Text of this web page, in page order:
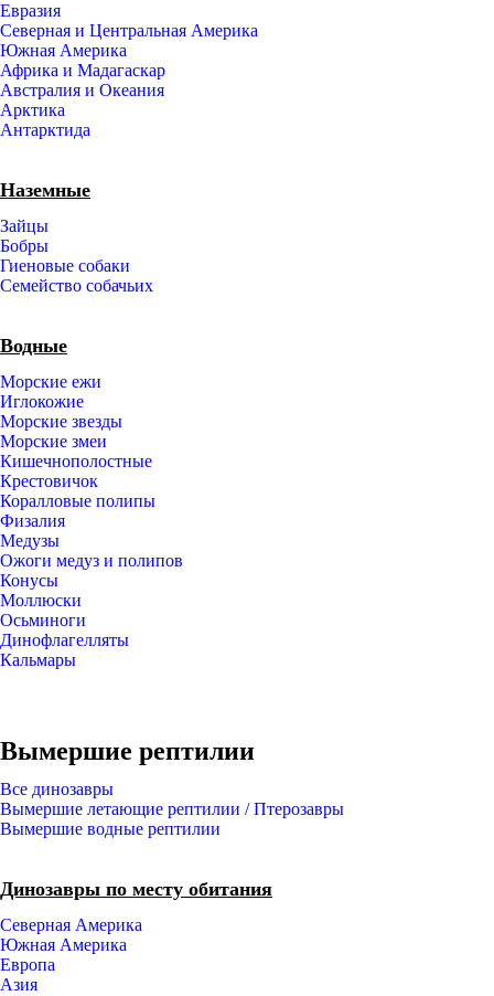
Евразия
Северная и Центральная Америка
Южная Америка
Африка и Мадагаскар
Австралия и Океания
Арктика
Антарктида
Наземные
Зайцы
Бобры
Гиеновые собаки
Семейство собачьих
Водные
Морские ежи
Иглокожие
Морские звезды
Морские змеи
Кишечнополостные
Крестовичок
Коралловые полипы
Физалия
Медузы
Ожоги медуз и полипов
Конусы
Моллюски
Осьминоги
Динофлагелляты
Кальмары
Вымершие рептилии
Все динозавры
Вымершие летающие рептилии / Птерозавры
Вымершие водные рептилии
Динозавры по месту обитания
Северная Америка
Южная Америка
Европа
Азия